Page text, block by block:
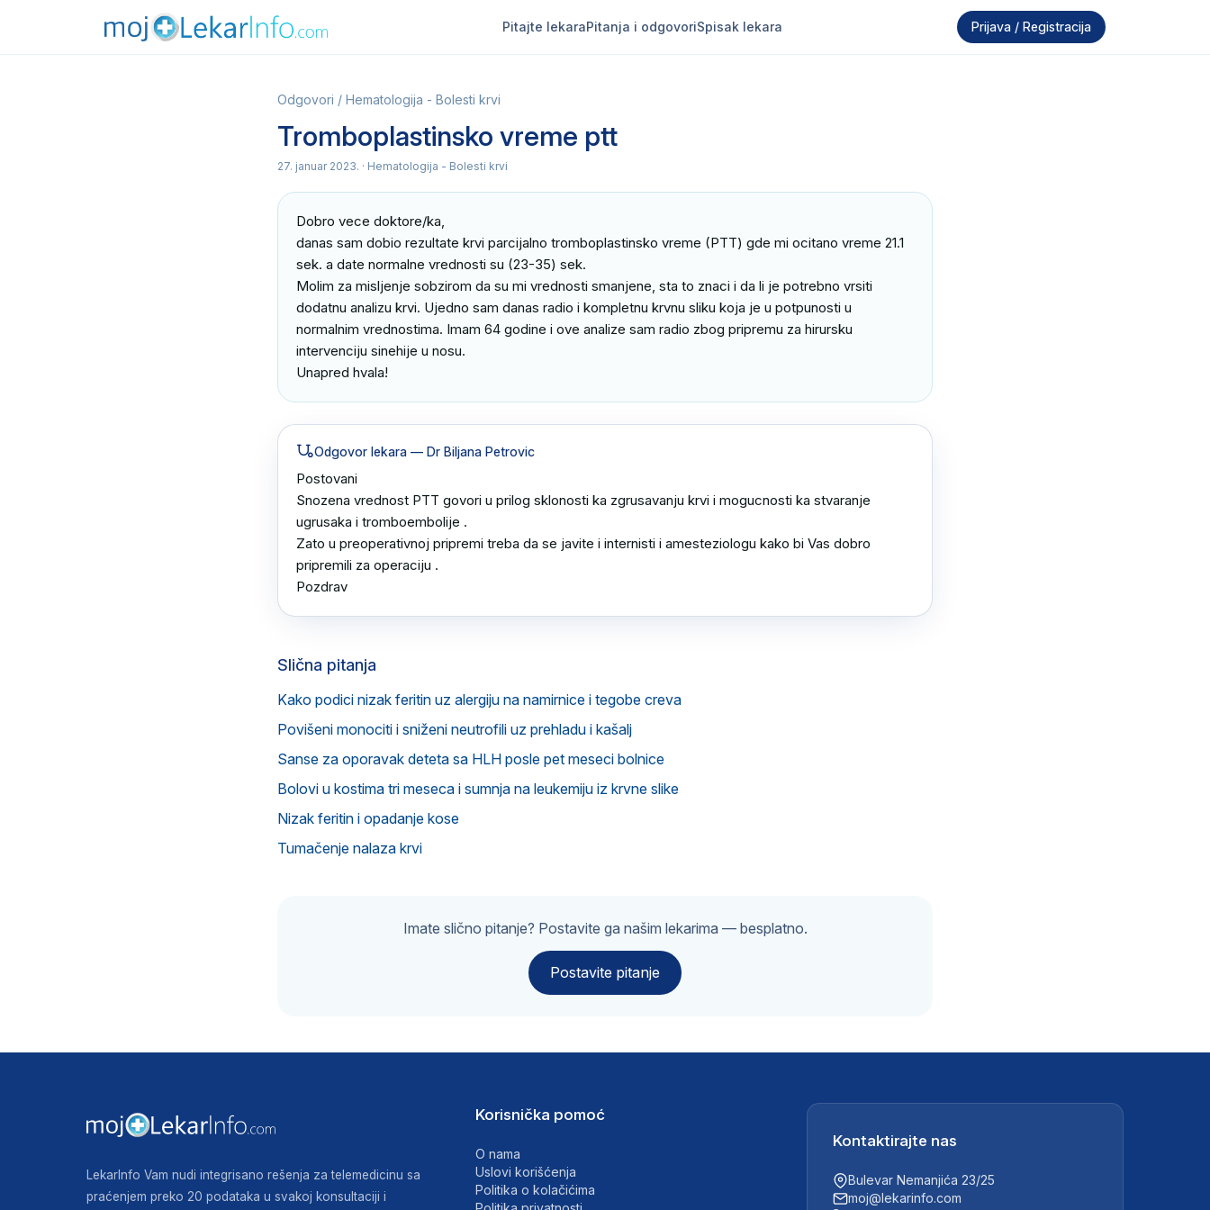
Pitajte lekaraPitanja i odgovoriSpisak lekara Prijava / Registracija
Odgovori / Hematologija - Bolesti krvi
Tromboplastinsko vreme ptt
27. januar 2023. · Hematologija - Bolesti krvi
Dobro vece doktore/ka,
danas sam dobio rezultate krvi parcijalno tromboplastinsko vreme (PTT) gde mi ocitano vreme 21.1
sek. a date normalne vrednosti su (23-35) sek.
Molim za misljenje sobzirom da su mi vrednosti smanjene, sta to znaci i da li je potrebno vrsiti
dodatnu analizu krvi. Ujedno sam danas radio i kompletnu krvnu sliku koja je u potpunosti u
normalnim vrednostima. Imam 64 godine i ove analize sam radio zbog pripremu za hirursku
intervenciju sinehije u nosu.
Unapred hvala!
Odgovor lekara — Dr Biljana Petrovic
Postovani
Snozena vrednost PTT govori u prilog sklonosti ka zgrusavanju krvi i mogucnosti ka stvaranje
ugrusaka i tromboembolije .
Zato u preoperativnoj pripremi treba da se javite i internisti i amesteziologu kako bi Vas dobro
pripremili za operaciju .
Pozdrav
Slična pitanja
Kako podici nizak feritin uz alergiju na namirnice i tegobe creva
Povišeni monociti i sniženi neutrofili uz prehladu i kašalj
Sanse za oporavak deteta sa HLH posle pet meseci bolnice
Bolovi u kostima tri meseca i sumnja na leukemiju iz krvne slike
Nizak feritin i opadanje kose
Tumačenje nalaza krvi
Imate slično pitanje? Postavite ga našim lekarima — besplatno.
Postavite pitanje
LekarInfo Vam nudi integrisano rešenja za telemedicinu sa
praćenjem preko 20 podataka u svakoj konsultaciji i
Korisnička pomoć
O nama
Uslovi korišćenja
Politika o kolačićima
Kontaktirajte nas
Bulevar Nemanjića 23/25
moj@lekarinfo.com